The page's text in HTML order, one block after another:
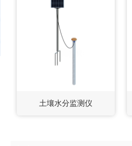
土壤水分监测仪